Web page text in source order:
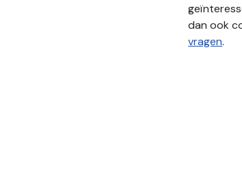
dan ook
vragen.